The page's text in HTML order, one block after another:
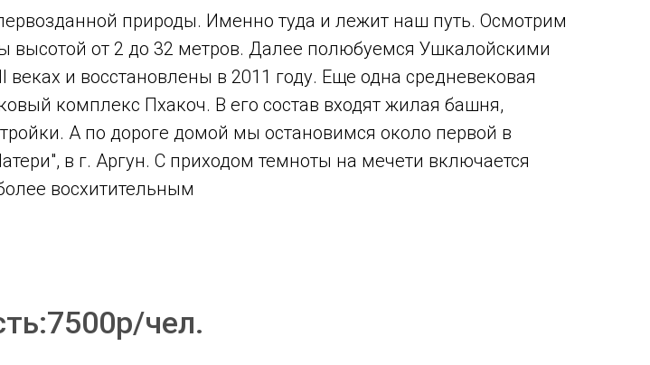
природы. Именно туда и лежит наш путь. Осмотрим
от 2 до 32 метров. Далее полюбуемся Ушкалойскими
и восстановлены в 2011 году. Еще одна средневековая
комплекс Пхакоч. В его состав входят жилая башня,
А по дороге домой мы остановимся около первой в
в г. Аргун. С приходом темноты на мечети включается
восхитительным
чел.